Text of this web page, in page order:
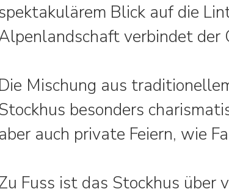
Blick auf die
verbindet der
Die Mischung aus
besonders
aber auch private Feiern, wie
Fuss ist das Stockhus über